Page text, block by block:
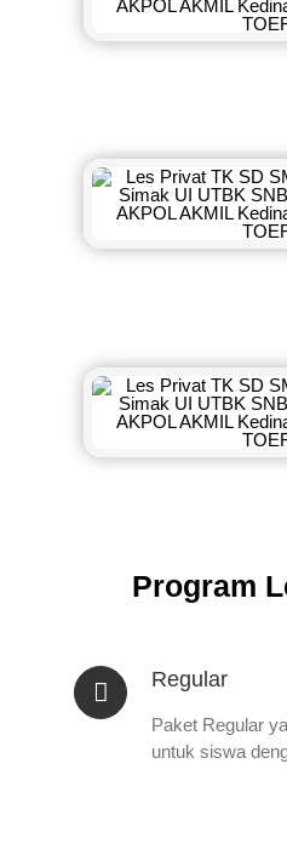
Program
Regular
Paket Regular
untuk siswa